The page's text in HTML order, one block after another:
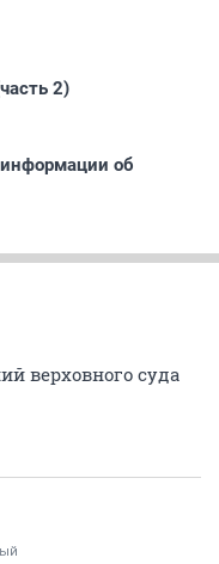
2)
информации об
верховного суда